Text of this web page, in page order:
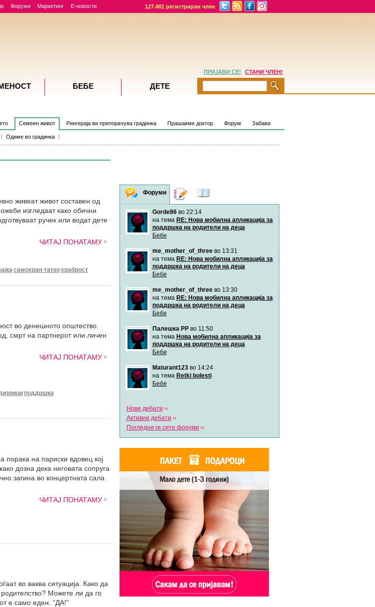
Форуми Маркетинг Е-новости 127.481 регистриран член
Семеен живот
Одиме во градинка
Рингераја ви препорачува градинка Прашавме доктор Форум Забава
живеат живот составен од
изгледаат како обични
ручек или водат дете
ЧИТАЈ ПОНАТАМУ
самохран таткохраброст
во денешното општество.
смрт на партнерот или личен
ЧИТАЈ ПОНАТАМУ
поддршка
на париски вдовец кој
дозна дека неговата сопруга
загина во концертната сала
ЧИТАЈ ПОНАТАМУ
во ваква ситуација. Како да
Можете ли да го
е само еден: ”ДА!”
Форуми Дневници
Gorde86во 22:14
на тема RE: Нова мобилна апликација за
поддршка на родители на деца
Бебе
me_mother_of_threeво 13:31
на тема RE: Нова мобилна апликација за
поддршка на родители на деца
Бебе
me_mother_of_threeво 13:30
на тема RE: Нова мобилна апликација за
поддршка на родители на деца
Бебе
Палешка РРво 11:50
на тема Нова мобилна апликација за
поддршка на родители на деца
Бебе
Maturant123во 14:24
на тема Retki bolesti
Бебе
Нови дебати
Активни дебати
Погледни ги сите форуми
ПРИЈАВИ СЕ! СТАНИ ЧЛЕН!
БЕБЕ ДЕТЕ